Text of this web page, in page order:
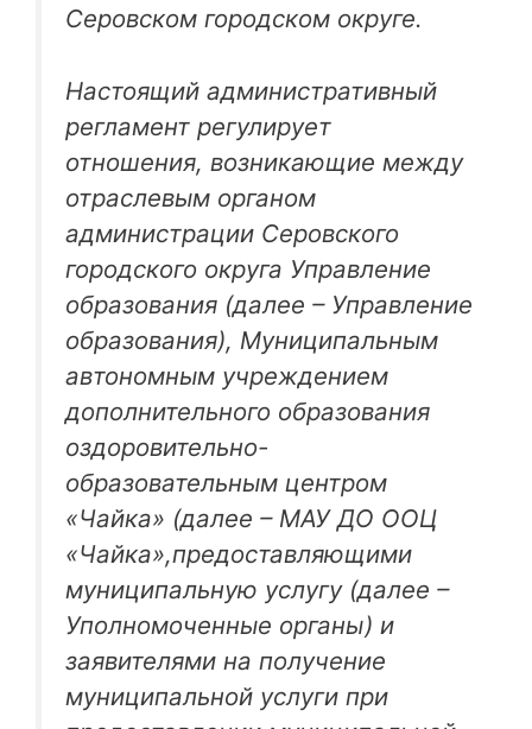
Серовском городском округе.
Настоящий административный
регламент регулирует
отношения, возникающие между
отраслевым органом
администрации Серовского
городского округа Управление
образования (далее – Управление
образования), Муниципальным
автономным учреждением
дополнительного образования
оздоровительно-
образовательным центром
«Чайка» (далее – МАУ ДО ООЦ
«Чайка»,предоставляющими
муниципальную услугу (далее –
Уполномоченные органы) и
заявителями на получение
муниципальной услуги при